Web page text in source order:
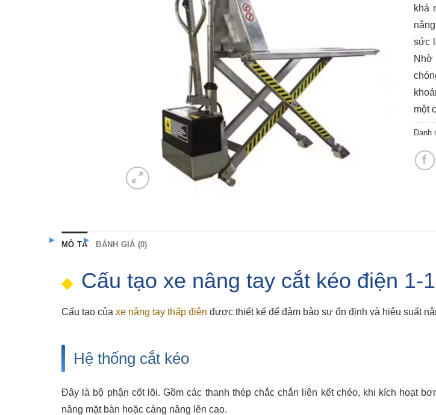
khả
sức
Nhờ
một
Danh
MÔ TẢ ĐÁNH GIÁ (0)
Cấu tạo xe nâng tay cắt kéo điện 1-
Cấu tạo của xe nâng tay thấp điện được thiết kế để đảm bảo sự ổn định và hiệu suất
Hệ thống cắt kéo
Đây là bộ phận cốt lõi. Gồm các thanh thép chắc chắn liên kết chéo, khi kích hoạt
nâng mặt bàn hoặc càng nâng lên cao.